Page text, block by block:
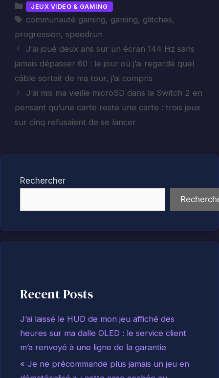
Catégories
JEUX VIDEO & GAMING
Étiquettes
communauté gaming, gaming, glitches,
progression, speedrun
J’ai joué deux ans sur un écran 144 Hz sans
jamais dépasser 60 : le jour où j’ai regardé quel
câble sortait de ma tour, j’ai compris
J’ai mis ma vieille microSD dans la Switch 2 en
pensant qu’une carte reste une carte : trois jeux
sur cinq refusaient de se lancer
Rechercher
Recent Posts
J’ai laissé le HUD de mon jeu affiché des
heures sur ma dalle OLED : le service client
m’a renvoyé à une ligne de la garantie
« Je ne précommande plus jamais un jeu en